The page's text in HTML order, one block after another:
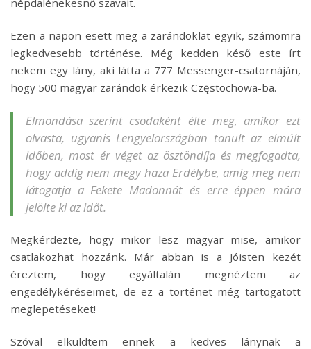
Ezen a napon esett meg a zarándoklat egyik, számomra
legkedvesebb történése. Még kedden késő este írt
nekem egy lány, aki látta a 777 Messenger-csatornáján,
hogy 500 magyar zarándok érkezik Częstochowa-ba.
Elmondása szerint csodaként élte meg, amikor ezt
olvasta, ugyanis Lengyelországban tanult az elmúlt
időben, most ér véget az ösztöndíja és megfogadta,
hogy addig nem megy haza Erdélybe, amíg meg nem
látogatja a Fekete Madonnát és erre éppen mára
jelölte ki az időt.
Megkérdezte, hogy mikor lesz magyar mise, amikor
csatlakozhat hozzánk. Már abban is a Jóisten kezét
éreztem, hogy egyáltalán megnéztem az
engedélykéréseimet, de ez a történet még tartogatott
meglepetéseket!
Szóval elküldtem ennek a kedves lánynak a